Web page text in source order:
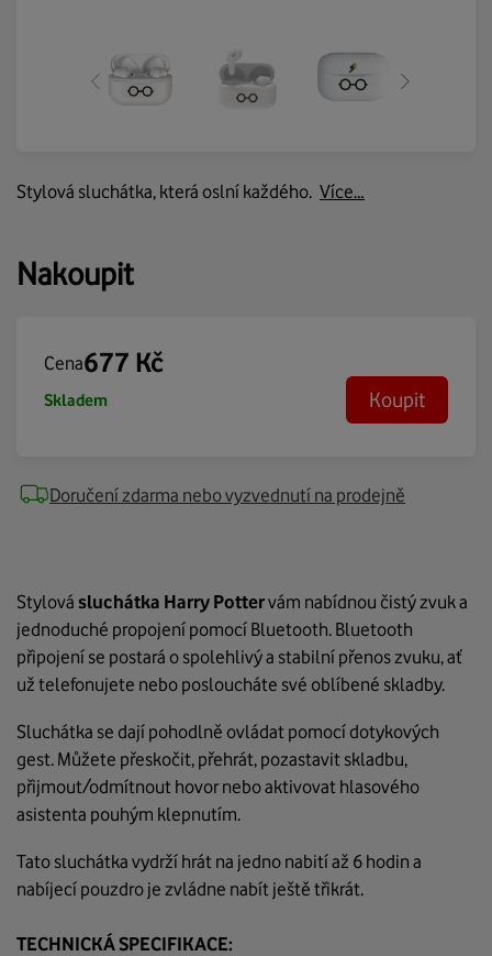
Stylová sluchátka, která oslní každého. Více…
Nakoupit
Cena677 Kč
Skladem Koupit
Doručení zdarma nebo vyzvednutí na prodejně
Stylová sluchátka Harry Pottervám nabídnou čistý zvuk a
jednoduché propojení pomocí Bluetooth. Bluetooth
připojení se postará o spolehlivý a stabilní přenos zvuku, ať
už telefonujete nebo posloucháte své oblíbené skladby.
Sluchátka se dají pohodlně ovládat pomocí dotykových
gest. Můžete přeskočit, přehrát, pozastavit skladbu,
přijmout/odmítnout hovor nebo aktivovat hlasového
asistenta pouhým klepnutím.
Tato sluchátka vydrží hrát na jedno nabití až 6 hodin a
nabíjecí pouzdro je zvládne nabít ještě třikrát.
TECHNICKÁ SPECIFIKACE: